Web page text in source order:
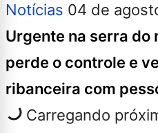
Notícias 04 de
Urgente na serra
perde o controle e
ribanceira com
Carregando